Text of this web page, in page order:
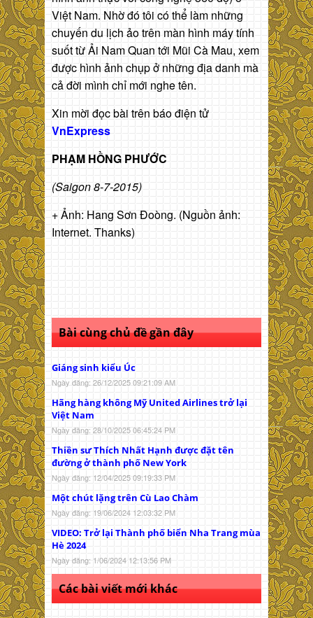
Việt Nam. Nhờ đó tôi có thể làm những
chuyến du lịch ảo trên màn hình máy tính
suốt từ Ải Nam Quan tới Mũi Cà Mau, xem
được hình ảnh chụp ở những địa danh mà
cả đời mình chỉ mới nghe tên.
Xin mời đọc bài trên báo điện tử
VnExpress
PHẠM HỒNG PHƯỚC
(Saigon 8-7-2015)
+ Ảnh: Hang Sơn Đoòng. (Nguồn ảnh:
Internet. Thanks)
Bài cùng chủ đề gần đây
Giáng sinh kiểu Úc
Ngày đăng: 26/12/2025 09:21:09 AM
Hãng hàng không Mỹ United Airlines trở lại
Việt Nam
Ngày đăng: 28/10/2025 06:45:24 PM
Thiền sư Thích Nhất Hạnh được đặt tên
đường ở thành phố New York
Ngày đăng: 12/04/2025 09:19:33 PM
Một chút lặng trên Cù Lao Chàm
Ngày đăng: 19/06/2024 12:03:32 PM
VIDEO: Trở lại Thành phố biển Nha Trang mùa
Hè 2024
Ngày đăng: 1/06/2024 12:13:56 PM
Các bài viết mới khác